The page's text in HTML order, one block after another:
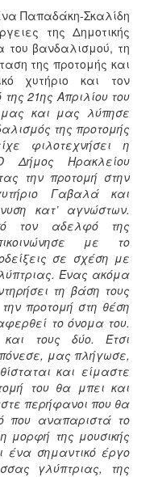
Παπαδάκη-Σκαλίδη
της Δημοτικής
του βανδαλισμού, τη
της προτομής και
χυτήριο και τον
21ης Απριλίου του
και μας λύπησε
της προτομής
φιλοτεχνήσει η
Δήμος Ηρακλείου
την προτομή στην
Γαβαλά και
κατ’ αγνώστων.
τον αδελφό της
με το
σε σχέση με
Ένας ακόμα
τη βάση τους
προτομή στη θέση
το όνομα του.
τους δύο. Έτσι
μας πλήγωσε,
και είμαστε
του θα μπει και
περήφανοι που θα
που αναπαριστά το
μορφή της μουσικής
ένα σημαντικό έργο
γλύπτριας, της